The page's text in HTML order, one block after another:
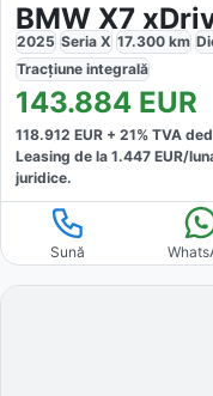
BMW X7
2025 Seria X 17.300 km
Tracțiune integrală
143.884 EUR
118.912 EUR + 21% TVA
Leasing de la 1.447 EUR/
juridice.
Sună